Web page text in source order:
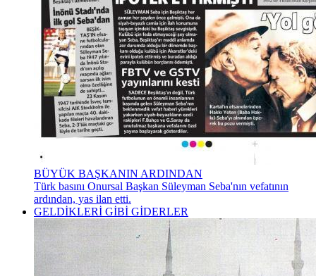
BÜYÜK BAŞKANIN ARDINDAN
Türk basını Onursal Başkan Süleyman Seba'nın vefatının
ardından, yas ilan etti.
GELDİKLERİ GİBİ GİDERLER